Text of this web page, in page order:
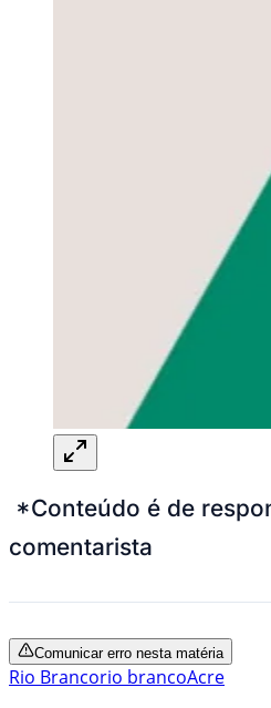
*Conteúdo é de
comentarista
Comunicar erro nesta matéria
Rio Brancorio brancoAcre